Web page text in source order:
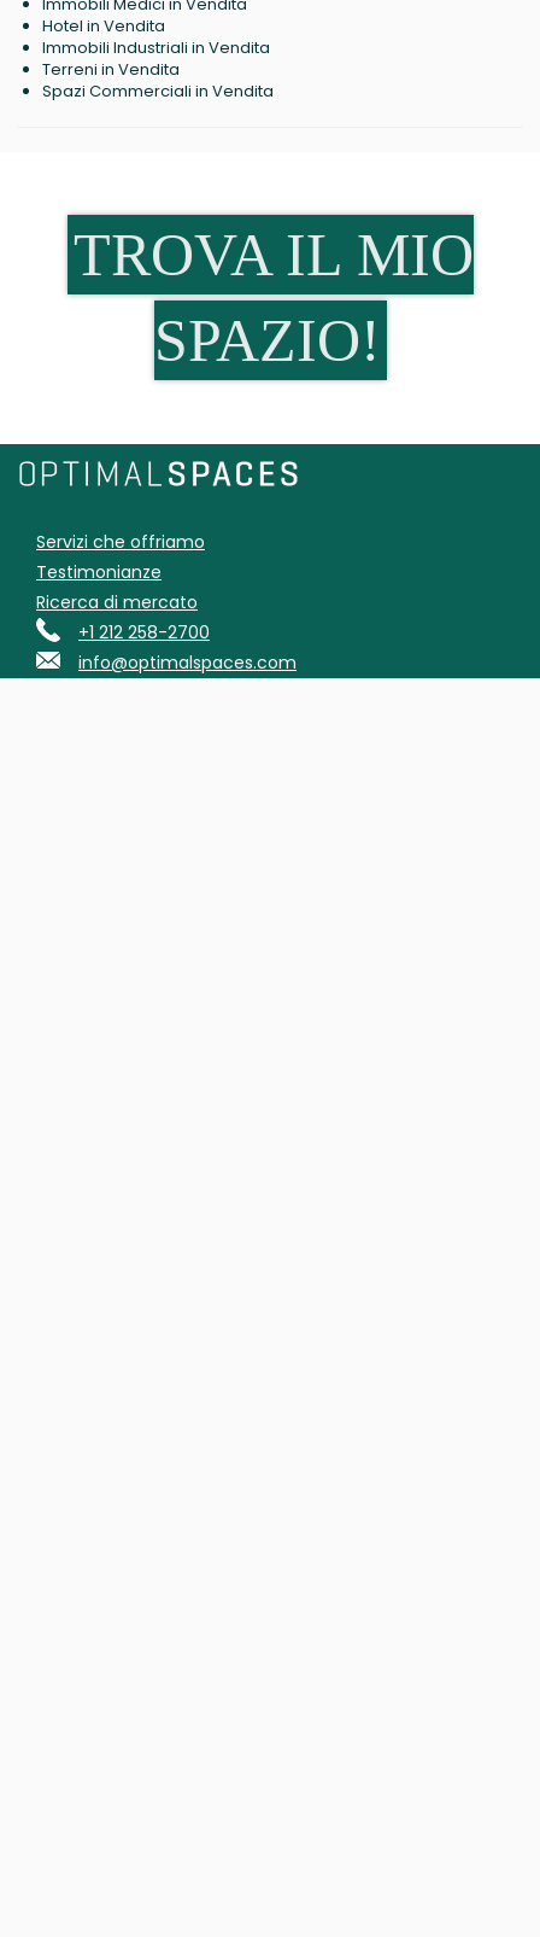
Hotel in Vendita
Immobili Industriali in Vendita
Terreni in Vendita
Spazi Commerciali in Vendita
TROVA IL MIO
SPAZIO!
Servizi che offriamo
Testimonianze
Ricerca di mercato
+1 212 258-2700
info@optimalspaces.com